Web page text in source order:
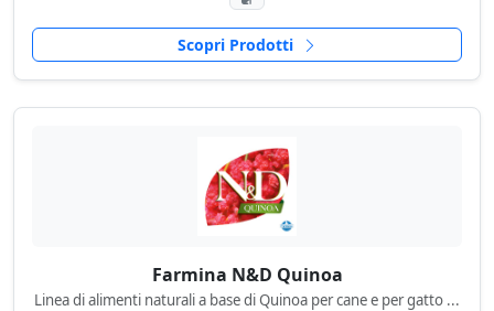
Scopri Prodotti
Farmina N&D Quinoa
Linea di alimenti naturali a base di Quinoa per cane e per gatto ...